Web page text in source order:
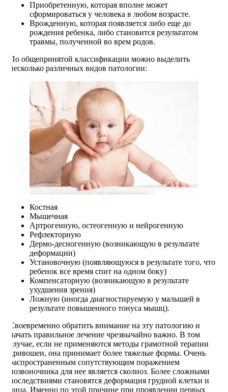
Приобретенную, которая вполне может
сформироваться у человека в любом возрасте.
Врожденную, которая появляется либо еще до
рождения ребенка, либо становится результатом
травмы, полученной во врем родов.
По общепринятой классификации можно выделить
несколько различных видов патологии:
Костная
Мышечная
Артрогенную, остеогенную и нейрогенную
Рефлекторную
Дермо-десногенную (возникающую в результате
деформации)
Установочную (появляющуюся в результате того, что
ребенок все время спит на одном боку)
Компенсаторную (возникающую в результате
ухудшения зрения)
Ложную (иногда диагностируемую у малышей в
результате повышенного тонуса мышц).
Своевременно обратить внимание на эту патологию и
начать правильное лечение чрезвычайно важно. В том
случае, если не применяются методы грамотной терапии
кривошеи, она принимает более тяжелые формы. Очень
распространенным сопутствующим поражением
позвоночника для нее является сколиоз. Более сложными
последствиями становятся деформация грудной клетки и
лица. Именно по этой причине при проявлении первых